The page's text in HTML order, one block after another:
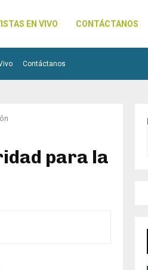
EN VIVO CONTÁCTANOS
Contáctanos
para la